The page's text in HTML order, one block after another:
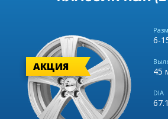
6-
45
DIA
АКЦИЯ